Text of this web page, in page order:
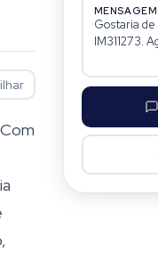
MENSAGEM